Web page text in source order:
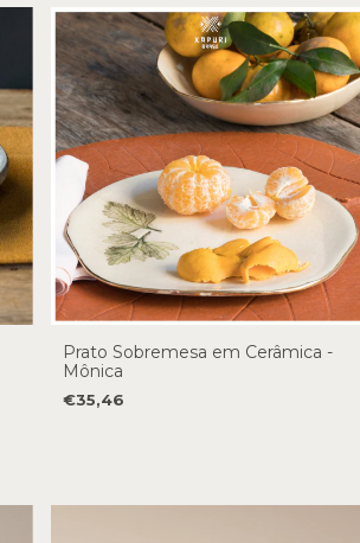
Prato Sobremesa em Cerâmica -
Mônica
€35,46